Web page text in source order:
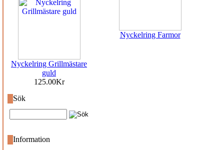
Nyckelring Grillmästare
guld
125.00Kr
Sök
Information
Nyckelring Farmor